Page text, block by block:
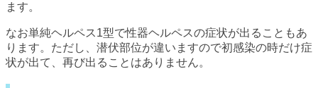
ます。
なお単純ヘルペス1型で性器ヘルペスの症状が出ることもあ
ります。ただし、潜伏部位が違いますので初感染の時だけ症
状が出て、再び出ることはありません。